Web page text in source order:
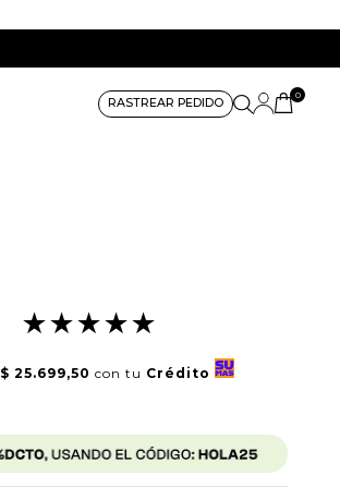
RASTREAR PEDIDO
0
★★★★★
$ 25.699,50 con tu Crédito